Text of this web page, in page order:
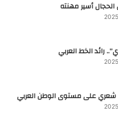
أسير مهنته
رائد الخط العربي
شعري على مستوى الوطن العربي